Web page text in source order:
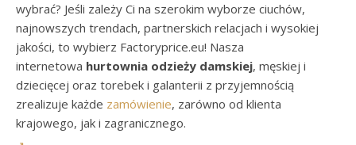
wybrać? Jeśli zależy Ci na szerokim wyborze ciuchów,
najnowszych trendach, partnerskich relacjach i wysokiej
jakości, to wybierz Factoryprice.eu! Nasza
internetowa hurtownia odzieży damskiej, męskiej i
dziecięcej oraz torebek i galanterii z przyjemnością
zrealizuje każde zamówienie, zarówno od klienta
krajowego, jak i zagranicznego.